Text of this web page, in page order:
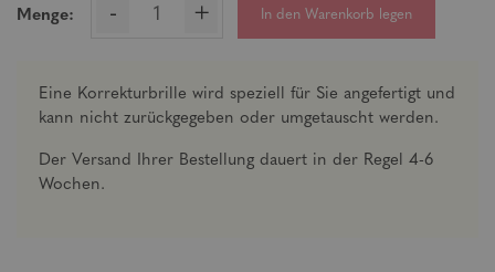
Menge: - + In den Warenkorb legen
Eine Korrekturbrille wird speziell für Sie angefertigt und
kann nicht zurückgegeben oder umgetauscht werden.
Der Versand Ihrer Bestellung dauert in der Regel 4-6
Wochen.